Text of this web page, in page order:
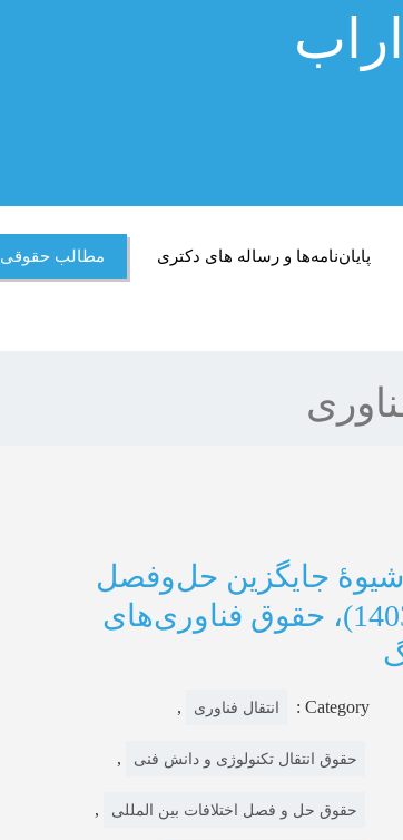
پایان‌نامه‌ها و رساله های دکتری مطالب حقوقی
شیوۀ جایگزین حل‌وفصل
اختلافات مالکیت فکری، (1403)، حقوق فناوری‌های
Category : انتقال فناوری ,
حقوق انتقال تکنولوژی و دانش فنی ,
حقوق حل و فصل اختلافات بین المللی ,